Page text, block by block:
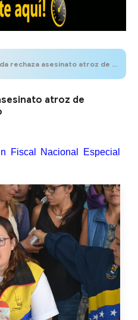
asesinato atroz de miembros de Colectivo
atroz de
Fiscal Nacional Especial